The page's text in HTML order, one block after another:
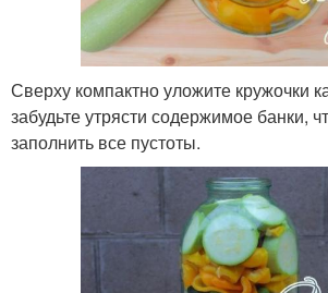
Сверху компактно уложите кружочки
забудьте утрясти содержимое банки,
заполнить все пустоты.